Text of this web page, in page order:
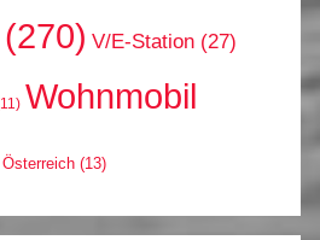
(270) V/E-Station (27)
Wohnmobil
Österreich (13)